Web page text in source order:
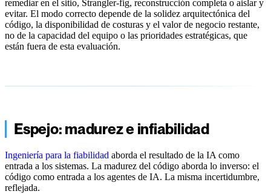
remediar en el sitio, Strangler-fig, reconstrucción completa o aislar y
evitar. El modo correcto depende de la solidez arquitectónica del
código, la disponibilidad de costuras y el valor de negocio restante,
no de la capacidad del equipo o las prioridades estratégicas, que
están fuera de esta evaluación.
Espejo: madurez e infiabilidad
Ingeniería para la fiabilidad aborda el resultado de la IA como
entrada a los sistemas. La madurez del código aborda lo inverso: el
código como entrada a los agentes de IA. La misma incertidumbre,
reflejada.